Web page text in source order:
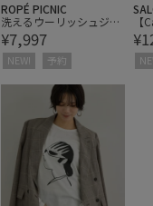
ROPÉ PICNIC
洗えるウーリッシュジ
レ・ベスト/セットアッ
プ対応
¥7,997
NEW! 予約
【
ロ